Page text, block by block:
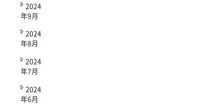
2024
年9月
2024
年8月
2024
年7月
2024
年6月